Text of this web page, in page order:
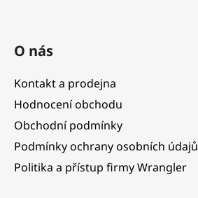
O nás
Kontakt a prodejna
Hodnocení obchodu
Obchodní podmínky
Podmínky ochrany osobních údajů
Politika a přístup firmy Wrangler